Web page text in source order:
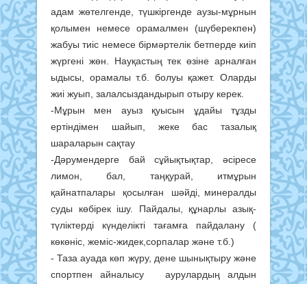
адам жөтелгенде, түшкіргенде аузы-мұрнын
қолымен немесе орамалмен (шүберекпен)
жабуы тиіс немесе бірмәртелік бетперде киіп
жүргені жөн. Науқастың тек өзіне арналған
ыдысы, орамалы т.б. болуы қажет. Оларды
жиі жуып, залалсыздандырып отыру керек.
-Мұрын мен ауыз қуысын ұдайы тұзды
ертіндімен шайып, жеке бас тазалық
шараларын сақтау
-Дәрумендерге бай сұйықтықтар, әсiресе
лимон, бал, таңқурай, итмұрын
қайнатпалары қосылған шәйдi, минералды
суды көбiрек iшу. Пайдалы, құнарлы азық-
түліктерді күнделікті тағамға пайдалану (
көкөніс, жеміс-жидек,сорпалар және т.б.)
- Таза ауада көп жүру, дене шынықтыру және
спортпен айналысу аурулардың алдын